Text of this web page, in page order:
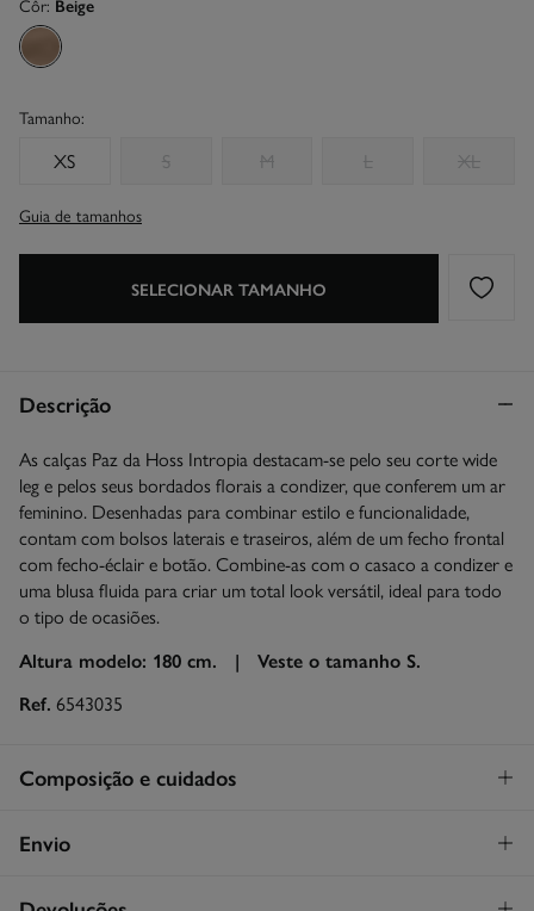
Tamanho:
XS S M L XL
Guia de tamanhos
SELECIONAR TAMANHO
Descrição
As calças Paz da Hoss Intropia destacam-se pelo seu corte wide
leg e pelos seus bordados florais a condizer, que conferem um ar
feminino. Desenhadas para combinar estilo e funcionalidade,
contam com bolsos laterais e traseiros, além de um fecho frontal
com fecho-éclair e botão. Combine-as com o casaco a condizer e
uma blusa fluida para criar um total look versátil, ideal para todo
o tipo de ocasiões.
Altura modelo: 180 cm. | Veste o tamanho S.
Ref. 6543035
Composição e cuidados
Composição
Envio
STANDARD